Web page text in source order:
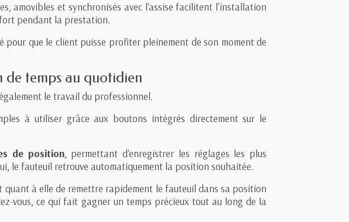
amovibles et synchronisés avec l'assise facilitent l'installation
pendant la prestation.
pour que le client puisse profiter pleinement de son moment de
temps au quotidien
le travail du professionnel.
à utiliser grâce aux boutons intégrés directement sur le
de position, permettant d'enregistrer les réglages les plus
le fauteuil retrouve automatiquement la position souhaitée.
quant à elle de remettre rapidement le fauteuil dans sa position
vous, ce qui fait gagner un temps précieux tout au long de la